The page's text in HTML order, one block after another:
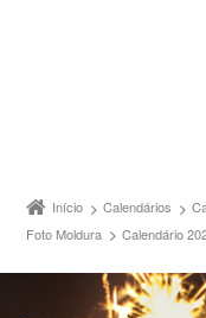
Início Calendários
Foto Moldura
Calendário